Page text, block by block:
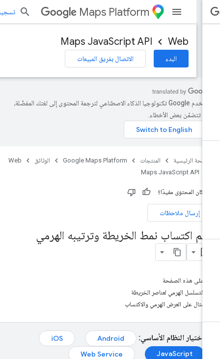
Maps Platform تسجيل
Web
Maps JavaScript API
الاتصال بفريق المبيعات
تستخدم Google تكنولوجيا الذكاء الاصطناعي لترجمة المحتوى إلى لغتك المفضّلة،
تتضمّن بعض الأخطاء.
الرئيسية المنتجات Google Maps Platform الوثائق
Web
Maps JavaScript API
كان المحتوى مفيدًا؟
إرسال ملاحظات
اكتساب نمط الخريطة وترتيبه الهرمي
على هذه الصفحة
التسلسل الهرمي لعناصر الخريطة
مثال على العرض الهرمي والاكتساب
اختيار النظام الأساسي: Android
iOS
JavaScript
Web Service